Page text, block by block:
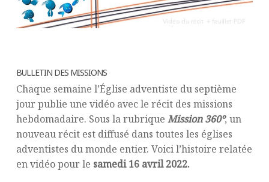
BULLETIN DES MISSIONS
Chaque semaine l’Église adventiste du septième
jour publie une vidéo avec le récit des missions
hebdomadaire. Sous la rubrique Mission 360º, un
nouveau récit est diffusé dans toutes les églises
adventistes du monde entier. Voici l’histoire relatée
en vidéo pour le samedi 16 avril 2022.